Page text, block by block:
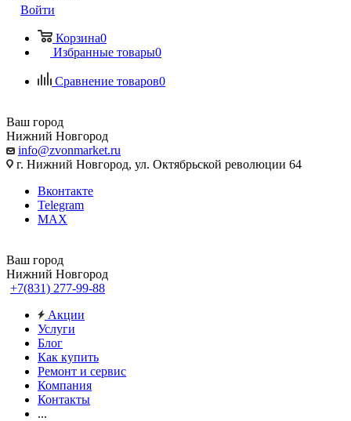
Войти
Корзина0
Избранные товары0
Сравнение товаров0
Ваш город
Нижний Новгород
info@zvonmarket.ru
г. Нижний Новгород, ул. Октябрьской революции 64
Вконтакте
Telegram
MAX
Ваш город
Нижний Новгород
+7(831) 277-99-88
Акции
Услуги
Блог
Как купить
Ремонт и сервис
Компания
Контакты
...